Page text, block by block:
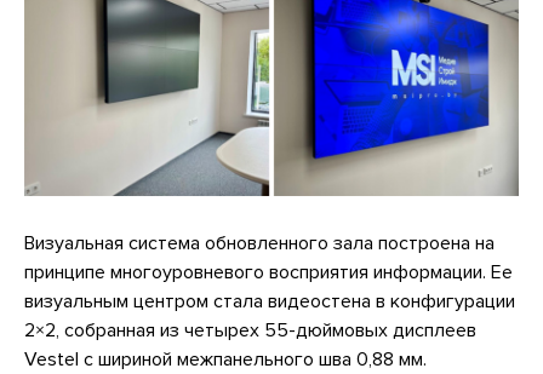
Визуальная система обновленного зала построена на
принципе многоуровневого восприятия информации. Ее
визуальным центром стала видеостена в конфигурации
2×2, собранная из четырех 55-дюймовых дисплеев
Vestel с шириной межпанельного шва 0,88 мм.